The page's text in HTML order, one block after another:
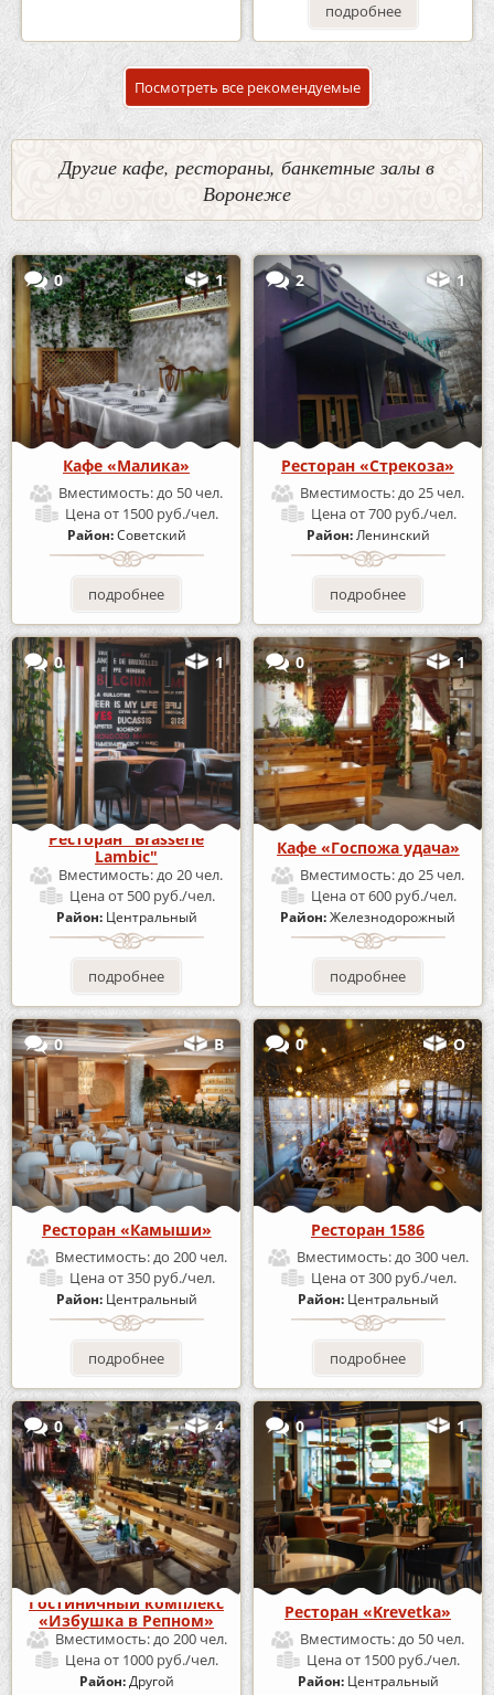
подробнее
Посмотреть все рекомендуемые
Другие кафе, рестораны, банкетные залы в
Воронеже
0 1
Кафе «Малика»
Вместимость:до 50 чел.
Ценаот 1500 руб./чел.
Район:Советский
подробнее
2 1
Ресторан «Стрекоза»
Вместимость:до 25 чел.
Ценаот 700 руб./чел.
Район:Ленинский
подробнее
0 1
Ресторан "Brasserie
Lambic"
Вместимость:до 20 чел.
Ценаот 500 руб./чел.
Район: Центральный
подробнее
0 1
Кафе «Госпожа удача»
Вместимость:до 25 чел.
Ценаот 600 руб./чел.
Район:Железнодорожный
подробнее
0 В
Ресторан «Камыши»
Вместимость:до 200 чел.
Ценаот 350 руб./чел.
Район: Центральный
подробнее
0 О
Ресторан 1586
Вместимость:до 300 чел.
Ценаот 300 руб./чел.
Район: Центральный
подробнее
0 4
Гостиничный комплекс
«Избушка в Репном»
Вместимость:до 200 чел.
Ценаот 1000 руб./чел.
Район:Другой
0 1
Ресторан «Krevetka»
Вместимость:до 50 чел.
Ценаот 1500 руб./чел.
Район: Центральный